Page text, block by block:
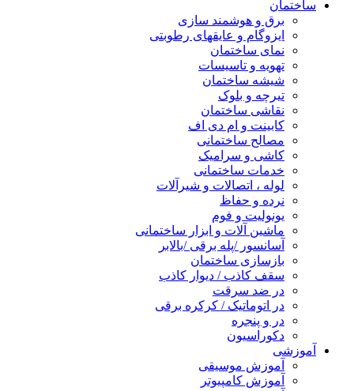
ساختمان
برق و هوشمند سازی
ایزوگام و عایقهای رطوبتی
نمای ساختمان
تهویه و تاسیسات
شیشه ساختمان
تیرچه و بلوک
نقاشی ساختمان
کابینت و ام دی اف
مصالح ساختمانی
کاشی و سرامیک
خدمات ساختمانی
لوله ، اتصالات و شیرآلات
نرده و حفاظ
یونولیت و فوم
ماشین آلات و ابزار ساختمانی
آسانسور /پله برقی /بالابر
بازسازی ساختمان
سقف کاذب / دیوار کاذب
در ضد سرقت
در اتوماتیک / کرکره برقی
در و پنجره
دکوراسیون
آموزشی
آموزش موسیقی
آموزش کامپیوتر